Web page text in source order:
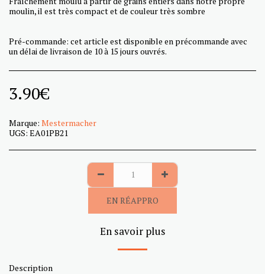
moulin, il est très compact et de couleur très sombre
Pré-commande: cet article est disponible en précommande avec
un délai de livraison de 10 à 15 jours ouvrés.
3.90€
Marque: Mestermacher
UGS: EA01PB21
EN RÉAPPRO
En savoir plus
Description